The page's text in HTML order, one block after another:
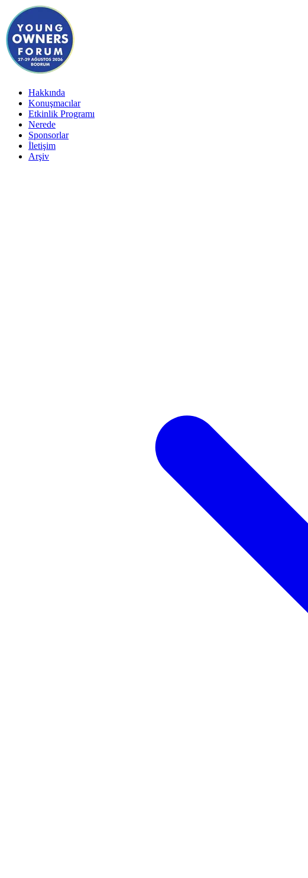
Hakkında
Konuşmacılar
Etkinlik Programı
Nerede
Sponsorlar
İletişim
Arşiv